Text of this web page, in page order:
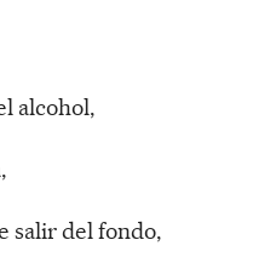
alcohol,
salir del fondo,